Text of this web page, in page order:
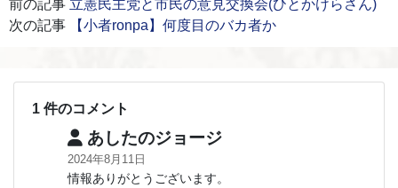
前の記事 立憲民主党と市民の意見交換会(ひとかけらさん)
次の記事
【小者ronpa】何度目のバカ者か
1 件のコメント
あしたのジョージ
2024年8月11日
情報ありがとうございます。